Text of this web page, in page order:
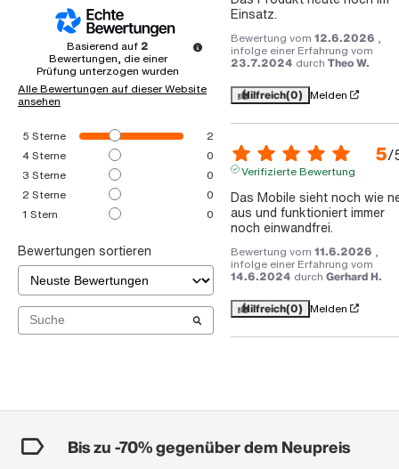
Basierend auf 2
Bewertungen, die einer
Prüfung unterzogen wurden
Alle Bewertungen auf dieser Website
ansehen
5 Sterne
2
4Sterne
0
3 Sterne
0
2 Sterne
0
1 Stern 0
Bewertungen sortieren
Einsatz.
Bewertung vom 12.6.2026 ,
infolge einer Erfahrung vom
23.7.2024 durch Theo W.
Hilfreich(0) Melden
5/
Verifizierte Bewertung
Das Mobile sieht noch wie
aus und funktioniert immer
noch einwandfrei.
Bewertung vom 11.6.2026 ,
infolge einer Erfahrung vom
14.6.2024 durch Gerhard H.
Hilfreich(0) Melden
Bis zu -70% gegenüber dem Neupreis